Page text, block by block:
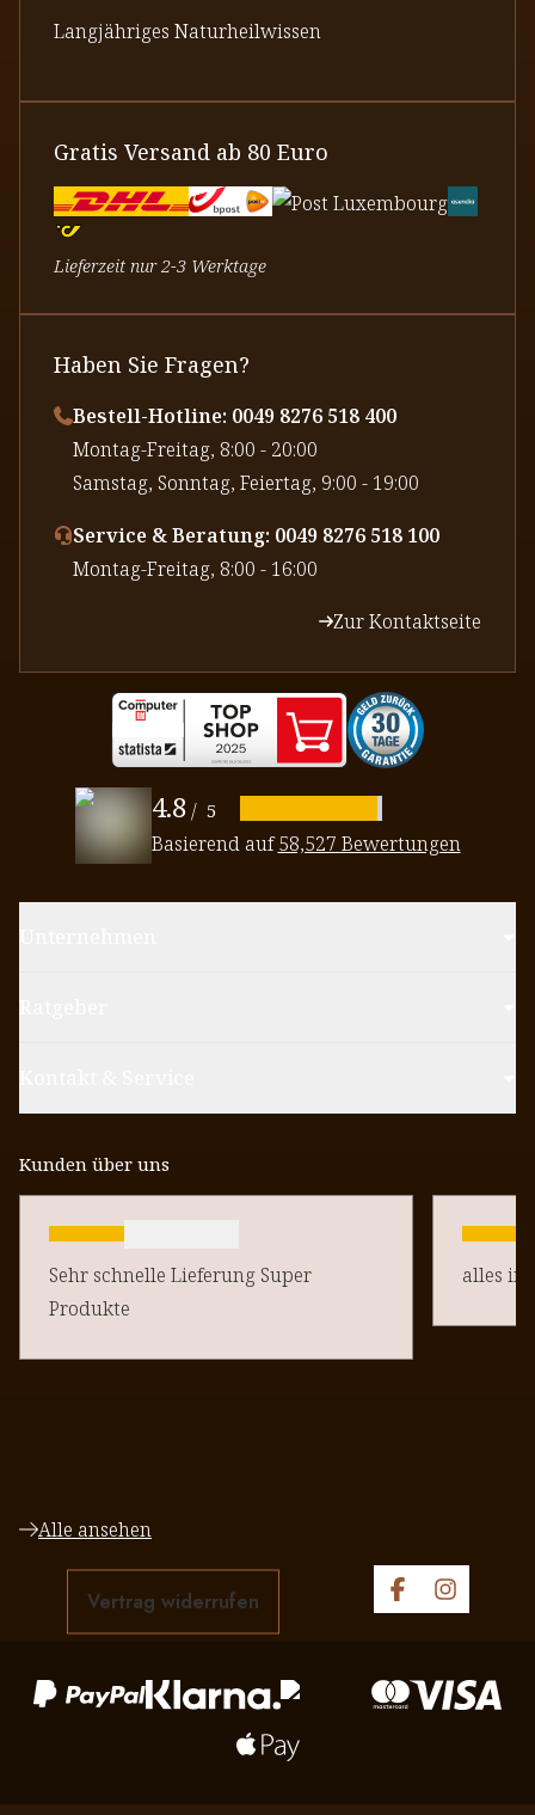
Langjähriges Naturheilwissen
Gratis Versand ab 80 Euro
Lieferzeit nur 2-3 Werktage
Haben Sie Fragen?
Bestell-Hotline: 0049 8276 518 400
⁠Montag-Freitag, 8:00 - 20:00
⁠Samstag, Sonntag, Feiertag, 9:00 - 19:00
Service & Beratung: 0049 8276 518 100
⁠Montag-Freitag, 8:00 - 16:00
Zur Kontaktseite
4.8 / 5
Basierend auf58,527 Bewertungen
Kunden über uns
Sehr schnelle Lieferung Super
Produkte
alles in
Alle ansehen
Vertrag widerrufen